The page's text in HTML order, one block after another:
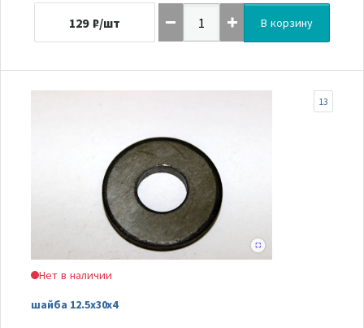
129 ₽/шт В корзину
Нет в наличии
шайба 12.5x30x4
13